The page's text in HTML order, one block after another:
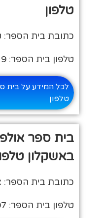
טלפון
כתובת בית הספר:
טלפון בית הספר: 09-7991019
לכל המידע על בית
טלפון
בית ספר
באשקלון טלפון
כתובת בית הספר:
טלפון בית הספר: 08-6767607